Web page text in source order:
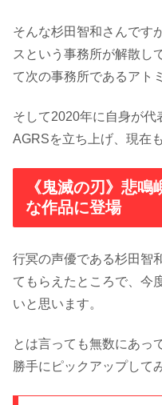
そんな杉田智和さんです
スという事務所が解散し
て次の事務所であるアト
そして2020年に自身が代
AGRSを立ち上げ、現在
《鬼滅の刃》悲
な作品に登場
行冥の声優である杉田智
てもらえたところで、今
いと思います。
とは言っても無数にあっ
勝手にピックアップして